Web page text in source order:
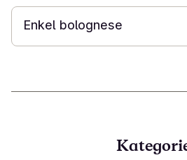
Enkel bolognese